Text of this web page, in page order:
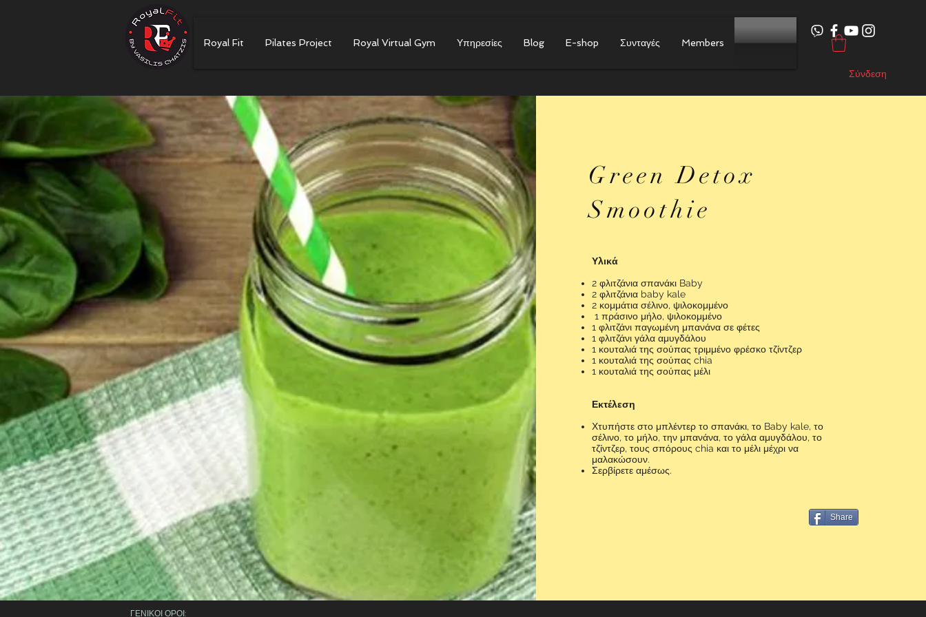
Royal Fit Pilates Project Royal Virtual Gym Υπηρεσίες Blog E-shop Συνταγές Members
Σύνδεση
Green Detox
Smoothie
Υλικά
2 φλιτζάνια σπανάκι Baby
2 φλιτζάνια baby kale
2 κομμάτια σέλινο, ψιλοκομμένο
1 πράσινο μήλο, ψιλοκομμένο
1 φλιτζάνι παγωμένη μπανάνα σε φέτες
1 φλιτζάνι γάλα αμυγδάλου
1 κουταλιά της σούπας τριμμένο φρέσκο τζίντζερ
1 κουταλιά της σούπας chia
1 κουταλιά της σούπας μέλι
Εκτέλεση
Χτυπήστε στο μπλέντερ το σπανάκι, το Baby kale, το
σέλινο, το μήλο, την μπανάνα, το γάλα αμυγδάλου, το
τζίντζερ, τους σπόρους chia και το μέλι μέχρι να
μαλακώσουν.
Σερβίρετε αμέσως.
Share
​ΓΕΝΙΚΟΙ ΟΡΟΙ: